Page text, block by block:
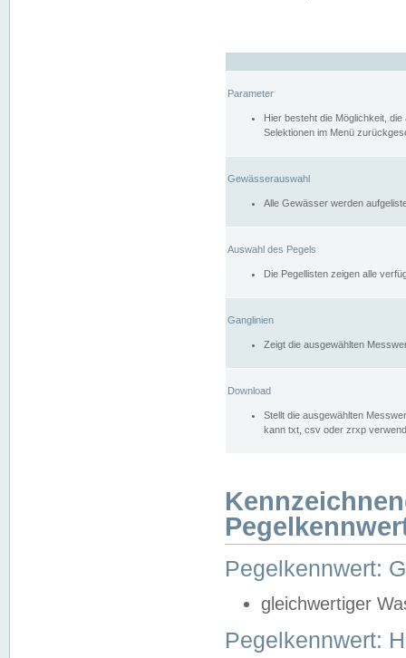
Parameter
Hier besteht die Möglichkeit,
Selektionen im Menü
Gewässerauswahl
Alle Gewässer werden
Auswahl des Pegels
Die Pegellisten zeigen alle
Ganglinien
Zeigt die ausgewählten
Download
Stellt die ausgewählten
kann txt, csv oder zrxp
Pegelkennwert:
gleichwertiger
Pegelkennwert: